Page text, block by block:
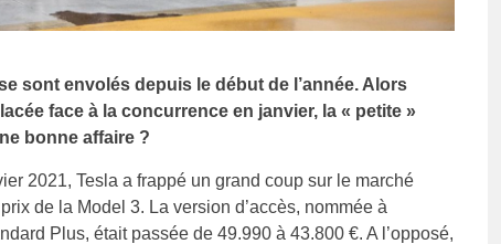
sont envolés depuis le début de l’année. Alors
face à la concurrence en janvier, la « petite »
bonne affaire ?
2021, Tesla a frappé un grand coup sur le marché
de la Model 3. La version d’accès, nommée à
Plus, était passée de 49.990 à 43.800 €. A l’opposé,